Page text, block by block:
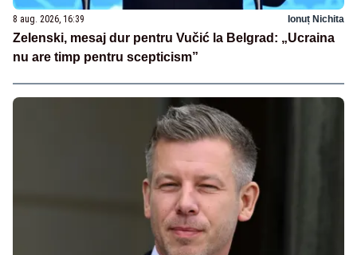
8 aug. 2026, 16:39 Ionuț Nichita
Zelenski, mesaj dur pentru Vučić la Belgrad: „Ucraina
nu are timp pentru scepticism”